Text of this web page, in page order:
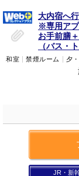
大内宿へ
※専用ア
お手前膳
（バス・
和室 禁煙ルーム 夕
JR・新